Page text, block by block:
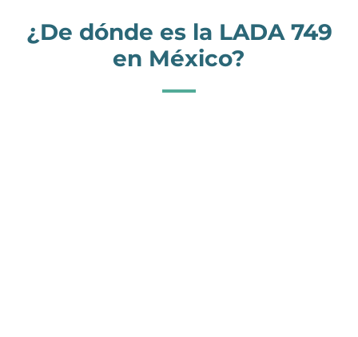
¿De dónde es la LADA 749
en México?